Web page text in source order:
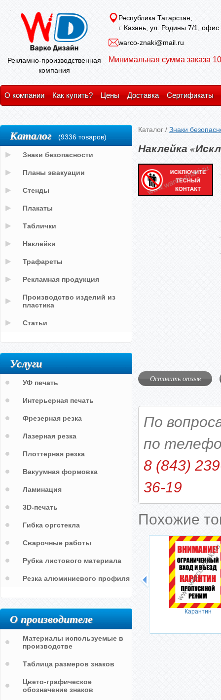
Рекламно-производственная
компания
Республика Татарстан,
г. Казань, ул. Родины 7/1, офис
warco-znaki@mail.ru
Минимальная сумма заказа
О компании Как купить? Цены Доставка Сертификаты
Каталог / Знаки
Наклейка
Оставить отзыв
По
по
8 (843)
36-19
Похожие
Карантин
Каталог (9336 товаров)
Знаки безопасности
Планы эвакуации
Стенды
Плакаты
Таблички
Наклейки
Трафареты
Рекламная продукция
Производство изделий из
пластика
Статьи
Услуги
УФ печать
Интерьерная печать
Фрезерная резка
Лазерная резка
Плоттерная резка
Вакуумная формовка
Ламинация
3D-печать
Гибка оргстекла
Сварочные работы
Рубка листового материала
Резка алюминиевого профиля
О производителе
Материалы используемые в
производстве
Таблица размеров знаков
Цвето-графическое
обозначение знаков